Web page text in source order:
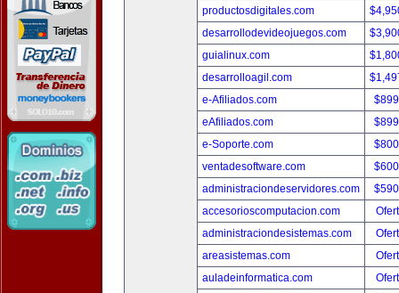
productosdigitales.com
desarrollodevideojuegos.com
guialinux.com
desarrolloagil.com
e-Afiliados.com
eAfiliados.com
e-Soporte.com
ventadesoftware.com
administraciondeservidores.com
accesorioscomputacion.com
administraciondesistemas.com
areasistemas.com
auladeinformatica.com